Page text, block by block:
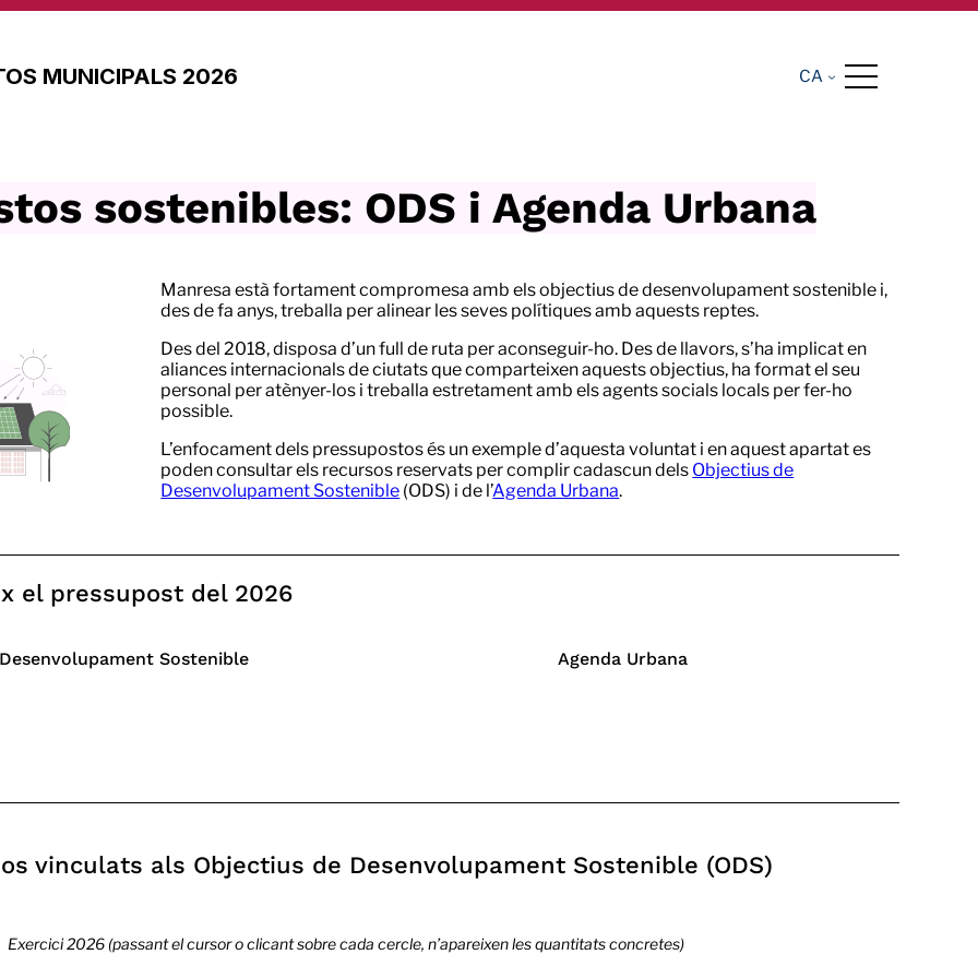
MUNICIPALS 2026 CA
sostenibles: ODS i Agenda Urbana
Manresa està fortament compromesa amb els objectius de desenvolupament sostenible i,
des de fa anys, treballa per alinear les seves polítiques amb aquests reptes.
Des del 2018, disposa d’un full de ruta per aconseguir-ho. Des de llavors, s’ha implicat en
aliances internacionals de ciutats que comparteixen aquests objectius, ha format el seu
personal per atènyer-los i treballa estretament amb els agents socials locals per fer-ho
possible.
L’enfocament dels pressupostos és un exemple d’aquesta voluntat i en aquest apartat es
poden consultar els recursos reservats per complir cadascun dels Objectius de
Desenvolupament Sostenible (ODS) i de l’Agenda Urbana.
el pressupost del 2026
Sostenible Agenda Urbana
vinculats als Objectius de Desenvolupament Sostenible (ODS)
Exercici 2026 (passant el cursor o clicant sobre cada cercle, n’apareixen les quantitats concretes)